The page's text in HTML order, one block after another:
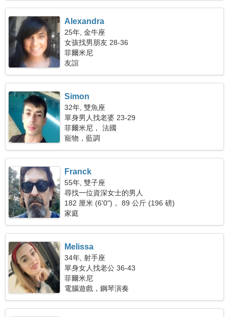
Alexandra
25年, 金牛座
女孩找男朋友 28-36
菲爾米尼
友誼
Simon
32年, 雙魚座
單身男人找老婆 23-29
菲爾米尼， 法國
寵物，藍調
Franck
55年, 雙子座
尋找一位資深女士的男人
182 厘米 (6'0")， 89 公斤 (196 磅)
家庭
Melissa
34年, 射手座
單身女人找老公 36-43
菲爾米尼
電腦遊戲，鋼琴演奏